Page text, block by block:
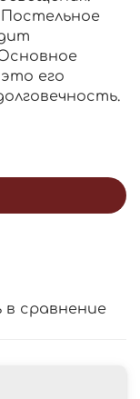
сравнение
его